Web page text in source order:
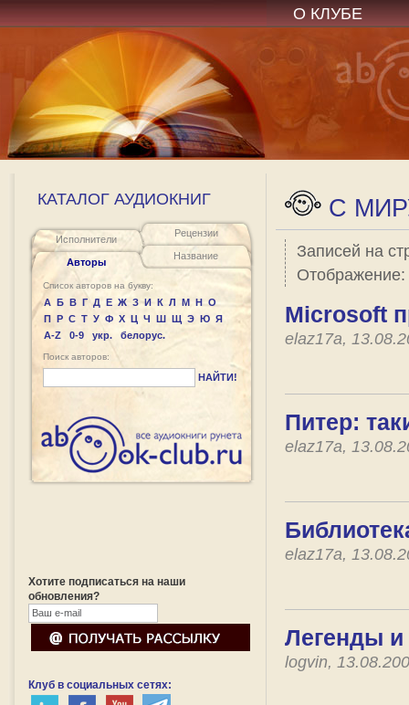
О КЛУБЕ
КАТАЛОГ АУДИОКНИГ
Исполнители
Авторы
Рецензии
Название
Список авторов на букву:
А Б В Г Д Е Ж З И К Л М Н О
П Р С Т У Ф Х Ц Ч Ш Щ Э Ю Я
A-Z
0-9 укр. белорус.
Поиск авторов:
НАЙТИ!
Хотите подписаться на наши
обновления?
Клуб в социальных сетях:
C
Записей на
Отображение:
Microsoft
elaz17a,
Питер:
elaz17a,
elaz17a,
Легенды и
logvin,